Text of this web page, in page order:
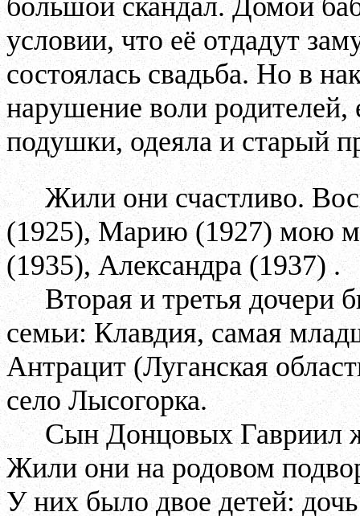
условии, что её отдадут
состоялась свадьба. Но в
нарушение воли родителей,
подушки, одеяла и старый
Жили они счастливо.
(1925), Марию (1927) мою
(1935), Александра (1937) .
Вторая и третья дочери
семьи: Клавдия, самая
Антрацит (Луганская
село Лысогорка.
Сын Донцовых Гавриил
Жили они на родовом
У них было двое детей: